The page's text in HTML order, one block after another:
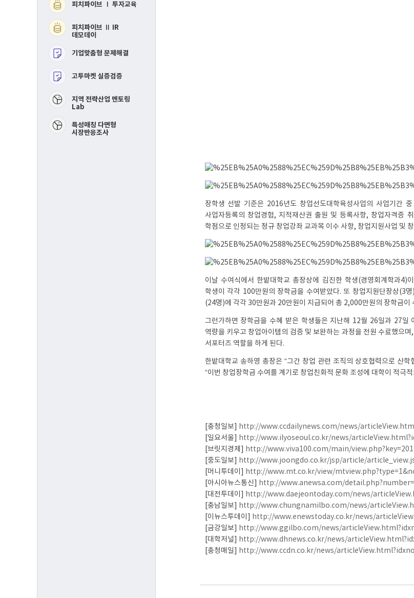
피치파이브 Ⅰ 투자교육
피치파이브 Ⅱ IR
데모데이
기업맞춤형 문제해결
고투마켓 실증검증
​지역 전략산업 멘토링
Lab
특성매칭 다면형
시장반응조사
장학생 선발 기준은 2016년도 창업선도대학육성사업의 사업기간
사업자등록의 창업경험, 지적재산권 출원 및 등록사항, 창업자격증
학점으로 인정되는 정규 창업강좌 교과목 이수 사항, 창업지원사업 및
이날 수여식에서 한밭대학교 총장상에 김진한 학생(경영회계학과
학생이 각각 100만원의 장학금을 수여받았다. 또 창업지원단장상(3
(24명)에 각각 30만원과 20만원이 지급되어 총 2,000만원의 장학금이
그런가하면 장학금을 수혜 받은 학생들은 지난해 12월 26일과 27일
역량을 키우고 창업아이템의 검증 및 보완하는 과정을 전원 수료했으
서포터즈 역할을 하게 된다.
한밭대학교 송하영 총장은 “그간 창업 관련 조직의 상호협력으로 산
“이번 창업장학금 수여를 계기로 창업친화적 문화 조성에 대학이 적극
[충청일보]
http://www.ccdailynews.com/news/
[일요서울]
http://www.ilyoseoul.co.kr/news/
[브릿지경제]
http://www.viva100.com/main/
[중도일보]
http://www.joongdo.co.kr/jsp/article/
[머니투데이]
http://www.mt.co.kr/view/
[아시아뉴스통신]
http://www.anewsa.com/
[대전투데이]
http://www.daejeontoday.com/news/
[충남일보]
http://www.chungnamilbo.com/news/
[이뉴스투데이]
http://www.enewstoday.co.kr/news/
[금강일보]
http://www.ggilbo.com/news/
[대학저널]
http://www.dhnews.co.kr/news/
[충청매일]
http://www.ccdn.co.kr/news/